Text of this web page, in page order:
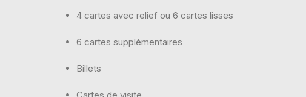
4 cartes avec relief ou 6 cartes lisses
6 cartes supplémentaires
Billets